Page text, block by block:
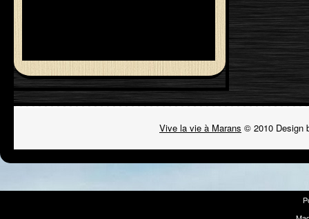
Vive la vie à Marans © 2010 Design